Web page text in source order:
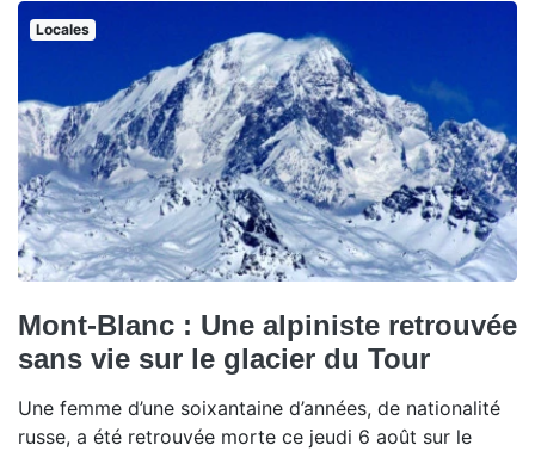
Locales
Mont-Blanc : Une alpiniste retrouvée
sans vie sur le glacier du Tour
Une femme d’une soixantaine d’années, de nationalité
russe, a été retrouvée morte ce jeudi 6 août sur le